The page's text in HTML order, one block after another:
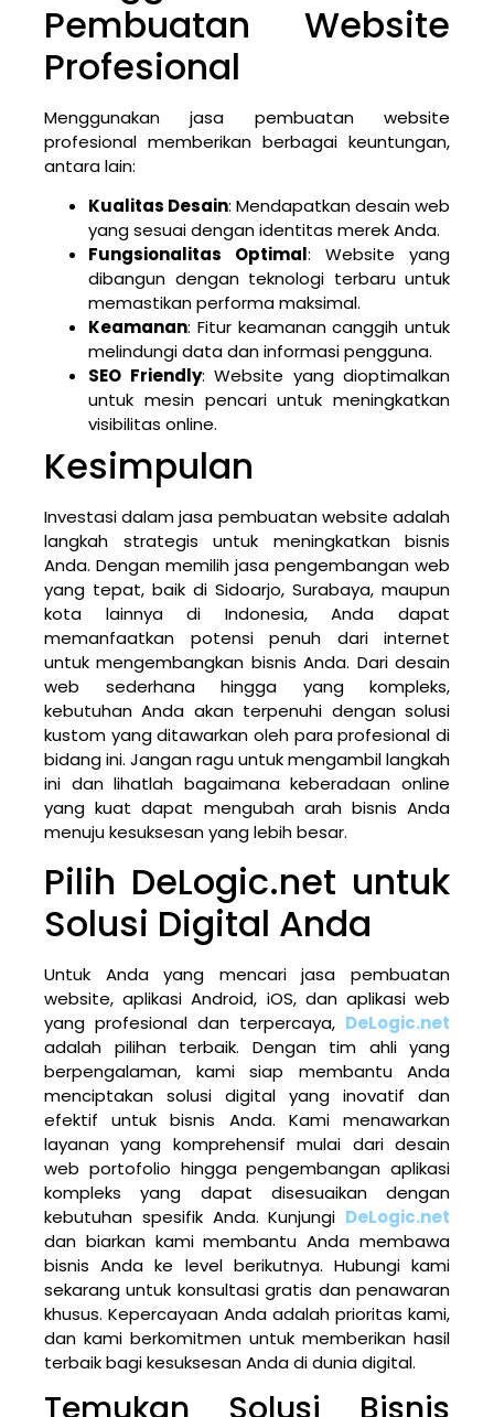
Pembuatan Website
Profesional
Menggunakan jasa pembuatan website
profesional memberikan berbagai keuntungan,
antara lain:
Kualitas Desain: Mendapatkan desain web
yang sesuai dengan identitas merek Anda.
Fungsionalitas Optimal: Website yang
dibangun dengan teknologi terbaru untuk
memastikan performa maksimal.
Keamanan: Fitur keamanan canggih untuk
melindungi data dan informasi pengguna.
SEO Friendly: Website yang dioptimalkan
untuk mesin pencari untuk meningkatkan
visibilitas online.
Kesimpulan
Investasi dalam jasa pembuatan website adalah
langkah strategis untuk meningkatkan bisnis
Anda. Dengan memilih jasa pengembangan web
yang tepat, baik di Sidoarjo, Surabaya, maupun
kota lainnya di Indonesia, Anda dapat
memanfaatkan potensi penuh dari internet
untuk mengembangkan bisnis Anda. Dari desain
web sederhana hingga yang kompleks,
kebutuhan Anda akan terpenuhi dengan solusi
kustom yang ditawarkan oleh para profesional di
bidang ini. Jangan ragu untuk mengambil langkah
ini dan lihatlah bagaimana keberadaan online
yang kuat dapat mengubah arah bisnis Anda
menuju kesuksesan yang lebih besar.
Pilih DeLogic.net untuk
Solusi Digital Anda
Untuk Anda yang mencari jasa pembuatan
website, aplikasi Android, iOS, dan aplikasi web
yang profesional dan terpercaya, DeLogic.net
adalah pilihan terbaik. Dengan tim ahli yang
berpengalaman, kami siap membantu Anda
menciptakan solusi digital yang inovatif dan
efektif untuk bisnis Anda. Kami menawarkan
layanan yang komprehensif mulai dari desain
web portofolio hingga pengembangan aplikasi
kompleks yang dapat disesuaikan dengan
kebutuhan spesifik Anda. Kunjungi DeLogic.net
dan biarkan kami membantu Anda membawa
bisnis Anda ke level berikutnya. Hubungi kami
sekarang untuk konsultasi gratis dan penawaran
khusus. Kepercayaan Anda adalah prioritas kami,
dan kami berkomitmen untuk memberikan hasil
terbaik bagi kesuksesan Anda di dunia digital.